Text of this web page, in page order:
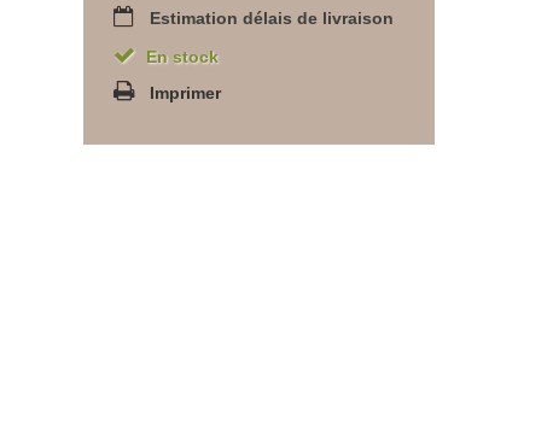
Estimation délais de livraison
En stock
Imprimer